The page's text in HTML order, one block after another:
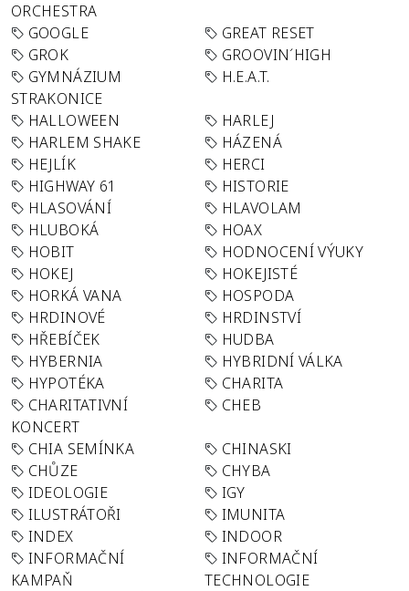
ORCHESTRA
GOOGLE
GREAT RESET
GROK
GROOVIN´HIGH
GYMNÁZIUM
STRAKONICE
H.E.A.T.
HALLOWEEN
HARLEJ
HARLEM SHAKE
HÁZENÁ
HEJLÍK
HERCI
HIGHWAY 61
HISTORIE
HLASOVÁNÍ
HLAVOLAM
HLUBOKÁ
HOAX
HOBIT
HODNOCENÍ VÝUKY
HOKEJ
HOKEJISTÉ
HORKÁ VANA
HOSPODA
HRDINOVÉ
HRDINSTVÍ
HŘEBÍČEK
HUDBA
HYBERNIA
HYBRIDNÍ VÁLKA
HYPOTÉKA
CHARITA
CHARITATIVNÍ
KONCERT
CHEB
CHIA SEMÍNKA
CHINASKI
CHŮZE
CHYBA
IDEOLOGIE
IGY
ILUSTRÁTOŘI
IMUNITA
INDEX
INDOOR
INFORMAČNÍ
KAMPAŇ
INFORMAČNÍ
TECHNOLOGIE